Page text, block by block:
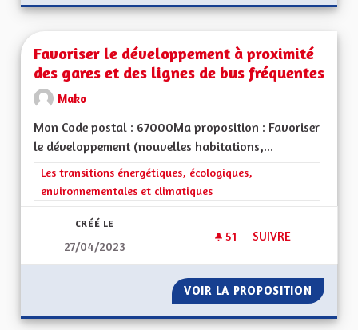
Favoriser le développement à proximité
des gares et des lignes de bus fréquentes
Mako
Mon Code postal : 67000Ma proposition : Favoriser
le développement (nouvelles habitations,...
Filtrer les résultats de la catégorie : Les transitions
Les transitions énergétiques, écologiques,
environnementales et climatiques
CRÉÉ LE
27/04/2023
51 51 ABONNÉS
SUIVRE
VOIR LA PROPOSITION